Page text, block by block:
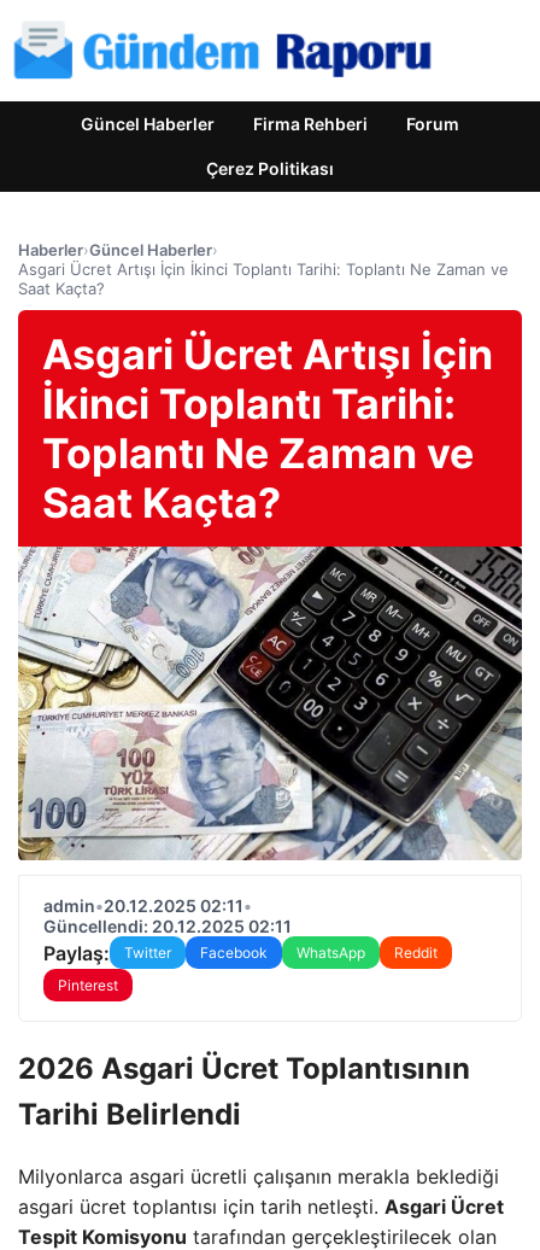
Güncel Haberler Firma Rehberi Forum
Çerez Politikası
Haberler›Güncel Haberler›
Asgari Ücret Artışı İçin İkinci Toplantı Tarihi: Toplantı Ne Zaman ve
Saat Kaçta?
Asgari Ücret Artışı İçin
İkinci Toplantı Tarihi:
Toplantı Ne Zaman ve
Saat Kaçta?
admin•20.12.2025 02:11•
Güncellendi: 20.12.2025 02:11
Paylaş: Twitter Facebook WhatsApp
Reddit
Pinterest
2026 Asgari Ücret Toplantısının
Tarihi Belirlendi
Milyonlarca asgari ücretli çalışanın merakla beklediği
asgari ücret toplantısı için tarih netleşti. Asgari Ücret
Tespit Komisyonu tarafından gerçekleştirilecek olan